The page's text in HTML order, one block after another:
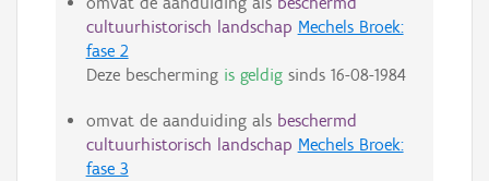
cultuurhistorisch landschap Mechels Broek:
fase 2
Deze bescherming is geldigsinds 16-08-1984
omvat de aanduiding als beschermd
cultuurhistorisch landschap Mechels Broek:
fase 3